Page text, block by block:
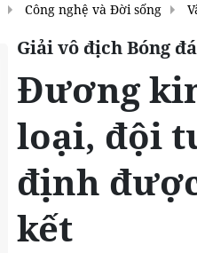
Công nghệ và Đời sống
Giải vô địch Bóng
Đương
loại, đội
định
kết